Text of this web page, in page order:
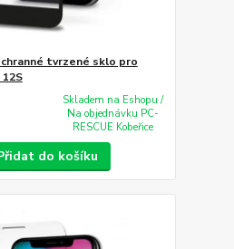
tvrzené sklo pro
Skladem na Eshopu /
Na objednávku PC-
RESCUE Kobeřice
do košíku